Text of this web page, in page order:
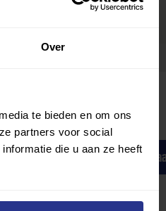
Over
te bieden en om ons
partners voor social
die u aan ze heeft
een proefles Ik wil